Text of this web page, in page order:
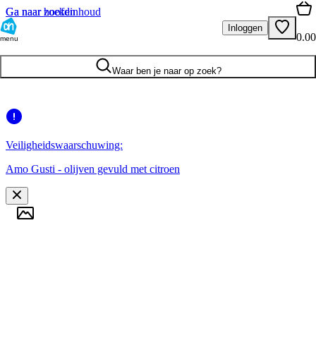
Ga naar hoofdinhoud
Ga naar zoeken
menu
Inloggen
0.00
Waar ben je naar op zoek?
Veiligheidswaarschuwing:
Amo Gusti - olijven gevuld met citroen